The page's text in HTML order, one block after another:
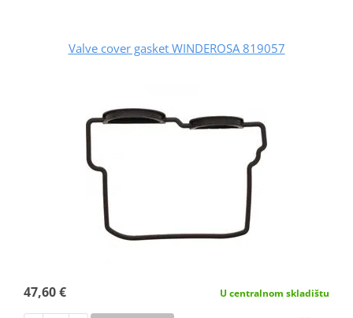
Valve cover gasket WINDEROSA 819057
47,60 € U centralnom skladištu